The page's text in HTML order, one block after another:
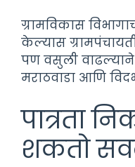
ग्रामविकास
केल्यास
पण वसुली वाढल्याने
मराठवाडा आणि
पात्रता
शकतो